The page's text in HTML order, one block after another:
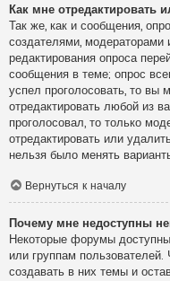
Как мне отредактировать
Так же, как и сообщения,
создателями,
редактирования опроса
сообщения в теме; опрос
успел проголосовать, то вы
отредактировать любой из
проголосовал, то только
отредактировать или
нельзя было менять
Вернуться к началу
Почему мне недоступны
Некоторые форумы
или группам
создавать в них темы и